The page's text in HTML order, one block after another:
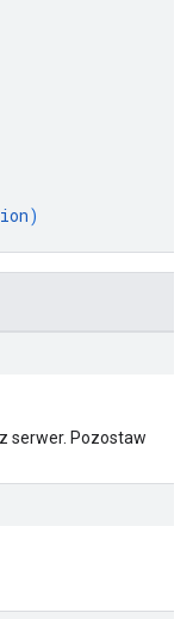
)
serwer. Pozostaw